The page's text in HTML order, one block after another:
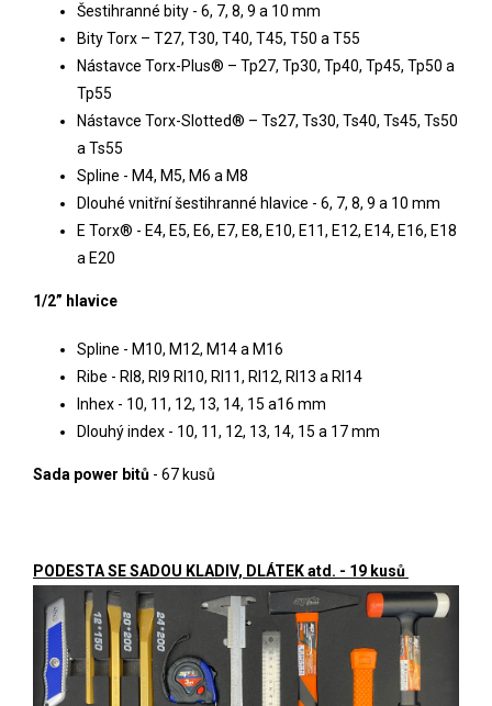
Šestihranné bity - 6, 7, 8, 9 a 10 mm
Bity Torx – T27, T30, T40, T45, T50 a T55
Nástavce Torx-Plus® – Tp27, Tp30, Tp40, Tp45, Tp50 a
Tp55
Nástavce Torx-Slotted® – Ts27, Ts30, Ts40, Ts45, Ts50
a Ts55
Spline - M4, M5, M6 a M8
Dlouhé vnitřní šestihranné hlavice - 6, 7, 8, 9 a 10 mm
E Torx® - E4, E5, E6, E7, E8, E10, E11, E12, E14, E16, E18
a E20
1/2” hlavice
Spline - M10, M12, M14 a M16
Ribe - RI8, RI9 RI10, RI11, RI12, RI13 a RI14
Inhex - 10, 11, 12, 13, 14, 15 a16 mm
Dlouhý index - 10, 11, 12, 13, 14, 15 a 17 mm
Sada power bitů - 67 kusů
PODESTA SE SADOU KLADIV, DLÁTEK atd. - 19 kusů